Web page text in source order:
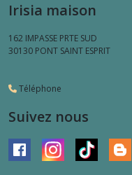
Irisia maison
162 IMPASSE PRTE SUD
30130 PONT SAINT ESPRIT
Téléphone
Suivez nous